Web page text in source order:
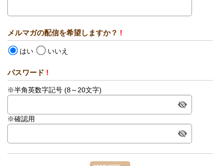
メルマガの配信を希望しますか？ !
はい いいえ
パスワード !
※半角英数字記号 (8～20文字)
※確認用